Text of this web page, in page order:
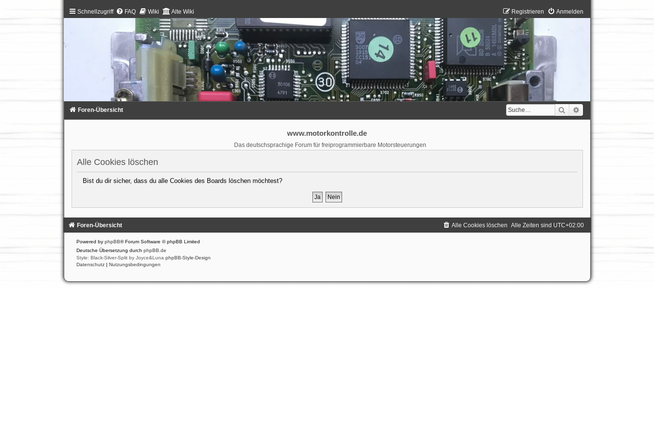
Schnellzugriff FAQ Wiki Alte Wiki Anmelden
Registrieren
Suche
Foren-Übersicht
www.motorkontrolle.de
Das deutschsprachige Forum für freiprogrammierbare Motorsteuerungen
Alle Cookies löschen
Bist du dir sicher, dass du alle Cookies des Boards löschen möchtest?
Foren-Übersicht Alle Zeiten sind UTC+02:00
Alle Cookies löschen
Powered by phpBB® Forum Software © phpBB Limited
Deutsche Übersetzung durch phpBB.de
Style: Black-Silver-Split by Joyce&Luna phpBB-Style-Design
Datenschutz | Nutzungsbedingungen